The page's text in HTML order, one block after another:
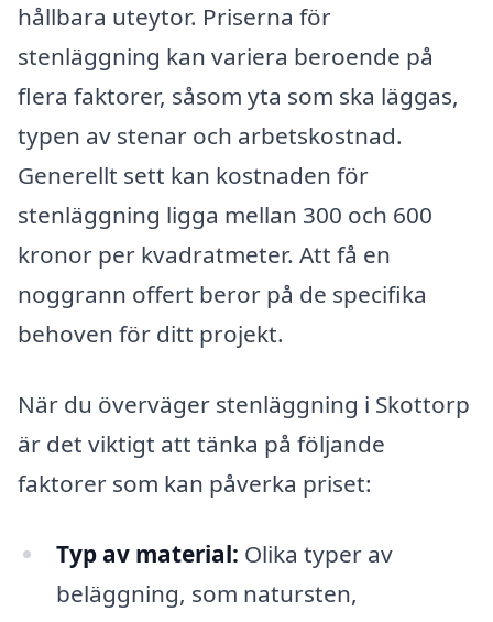
hållbara uteytor. Priserna för
stenläggning kan variera beroende på
flera faktorer, såsom yta som ska läggas,
typen av stenar och arbetskostnad.
Generellt sett kan kostnaden för
stenläggning ligga mellan 300 och 600
kronor per kvadratmeter. Att få en
noggrann offert beror på de specifika
behoven för ditt projekt.
När du överväger stenläggning i Skottorp
är det viktigt att tänka på följande
faktorer som kan påverka priset:
Typ av material: Olika typer av
beläggning, som natursten,